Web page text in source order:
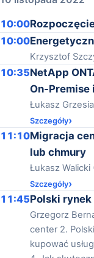
10:00
10:00
Krzysztof
10:35NetApp
On-Premise
Łukasz
Szczegóły
11:10Migracja
lub chmury
Łukasz Walicki
Szczegóły
11:45Polski rynek
Grzegorz
center 2.
kupować